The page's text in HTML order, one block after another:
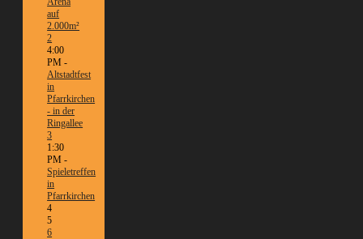
auf
2.000m²
2
4:00
PM -
Altstadtfest
in
Pfarrkirchen
- in der
Ringallee
3
1:30
PM -
Spieletreffen
in
Pfarrkirchen
4
5
6